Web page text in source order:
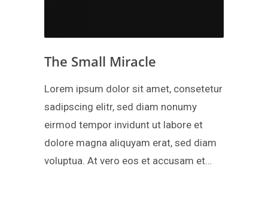
The Small Miracle
Lorem ipsum dolor sit amet, consetetur
sadipscing elitr, sed diam nonumy
eirmod tempor invidunt ut labore et
dolore magna aliquyam erat, sed diam
voluptua. At vero eos et accusam et…